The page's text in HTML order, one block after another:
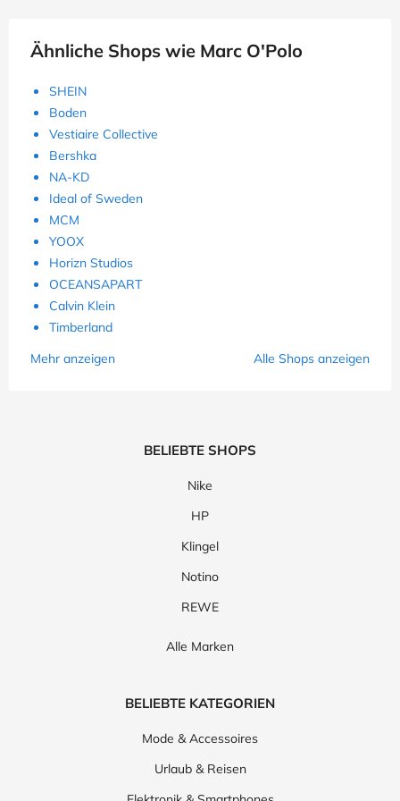
Ähnliche Shops wie Marc O'Polo
SHEIN
Boden
Vestiaire Collective
Bershka
NA-KD
Ideal of Sweden
MCM
YOOX
Horizn Studios
OCEANSAPART
Calvin Klein
Timberland
Mehr anzeigen
Alle Shops anzeigen
BELIEBTE SHOPS
Nike
HP
Klingel
Notino
REWE
Alle Marken
BELIEBTE KATEGORIEN
Mode & Accessoires
Urlaub & Reisen